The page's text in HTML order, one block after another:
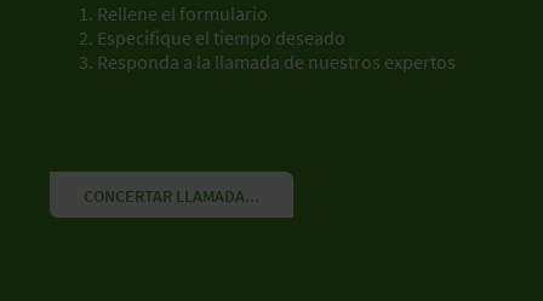
Rellene el formulario
Especifique el tiempo deseado
Responda a la llamada de nuestros expertos
CONCERTAR LLAMADA...